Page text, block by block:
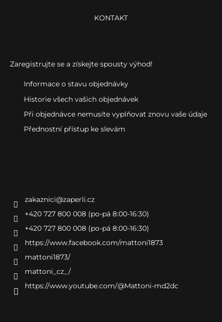
KONTAKT
Zaregistrujte se a získejte spousty výhod!
Informace o stavu objednávky
Historie všech vašich objednávek
Při objednávce nemusíte vyplňovat znovu vaše údaje
Přednostní přístup ke slevám
zakaznici@zaperli.cz
+420 727 800 008 (po-pá 8:00-16:30)
+420 727 800 008 (po-pá 8:00-16:30)
https://www.facebook.com/mattoni1873
mattoni1873/
mattoni_cz_/
https://www.youtube.com/@Mattoni-md2dc